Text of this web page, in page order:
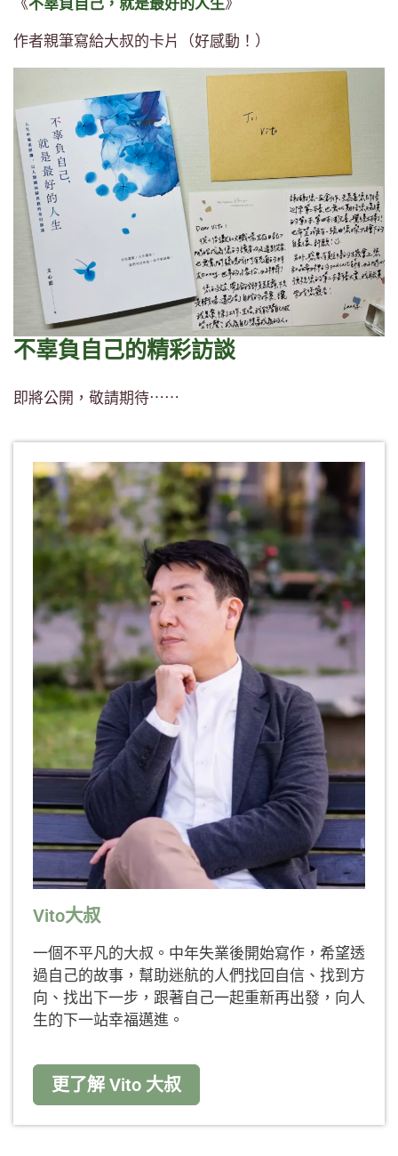
《不辜負自己，就是最好的人生》
作者親筆寫給大叔的卡片（好感動！）
不辜負自己的精彩訪談
即將公開，敬請期待⋯⋯
Vito大叔
一個不平凡的大叔。中年失業後開始寫作，希望透
過自己的故事，幫助迷航的人們找回自信、找到方
向、找出下一步，跟著自己一起重新再出發，向人
生的下一站幸福邁進。
更了解 Vito 大叔